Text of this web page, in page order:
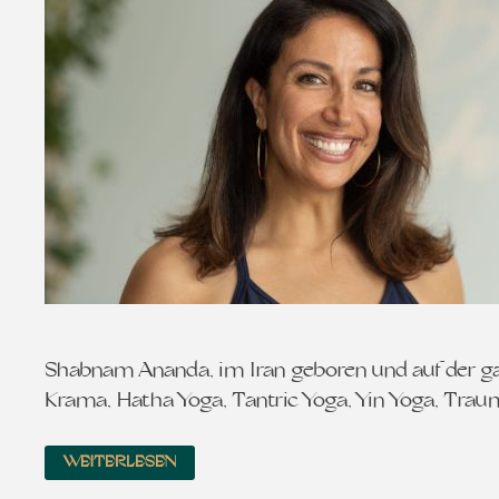
Shabnam Ananda, im Iran geboren und auf der
Krama, Hatha Yoga, Tantric Yoga, Yin Yoga,
WEITERLESEN